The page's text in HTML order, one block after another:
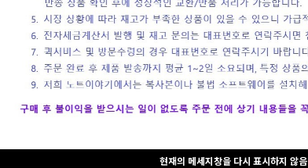
현재의 메세지창을 다시 표시하지 않음